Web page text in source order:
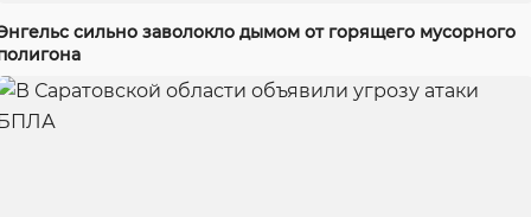
сильно заволокло дымом от горящего мусорного